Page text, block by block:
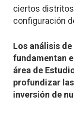
ciertos
configuración
Los análisis
fundamentan
área de
profundizar
inversión de